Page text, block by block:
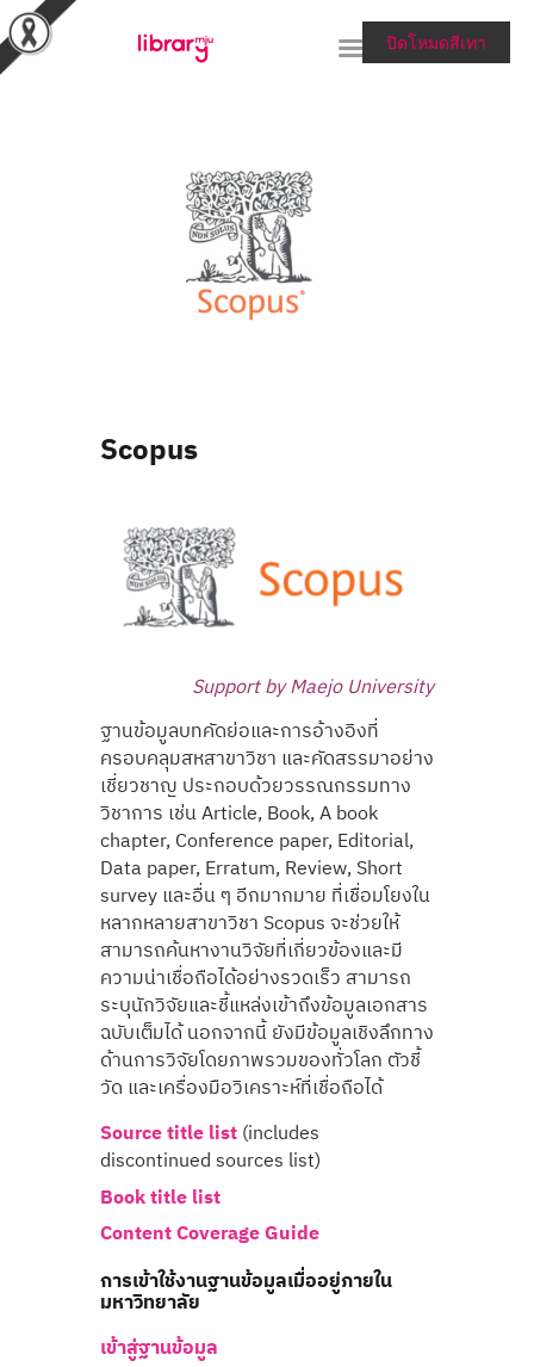
RESEARCH TOOLS &
COLLECTIONS
SERVICES & HELP
ABOUT THE LIBRARY
สายตรงผู้อำนวยการ
Scopus
Support by Maejo University
ฐานข้อมูลบทคัดย่อและการอ้างอิงที่
ครอบคลุมสหสาขาวิชา และคัดสรรมาอย่าง
เชี่ยวชาญ ประกอบด้วยวรรณกรรมทาง
วิชาการ เช่น Article, Book, A book
chapter, Conference paper, Editorial,
Data paper, Erratum, Review, Short
survey และอื่น ๆ อีกมากมาย ที่เชื่อมโยงใน
หลากหลายสาขาวิชา Scopus จะช่วยให้
สามารถค้นหางานวิจัยที่เกี่ยวข้องและมี
ความน่าเชื่อถือได้อย่างรวดเร็ว สามารถ
ระบุนักวิจัยและชี้แหล่งเข้าถึงข้อมูลเอกสาร
ฉบับเต็มได้ นอกจากนี้ ยังมีข้อมูลเชิงลึกทาง
ด้านการวิจัยโดยภาพรวมของทั่วโลก ตัวชี้
วัด และเครื่องมือวิเคราะห์ที่เชื่อถือได้
Source title list(includes
discontinued sources list)
Book title list
Content Coverage Guide
การเข้าใช้งานฐานข้อมูลเมื่ออยู่ภายใน
มหาวิทยาลัย
เข้าสู่ฐานข้อมูล
ปิดโหมดสีเทา